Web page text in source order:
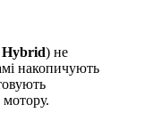
Hybrid) не
накопичують